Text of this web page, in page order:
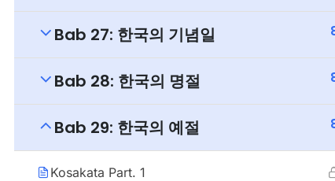
Bab 27: 한국의 기념일
Bab 28: 한국의 명절
Bab 29: 한국의 예절
Kosakata Part. 1